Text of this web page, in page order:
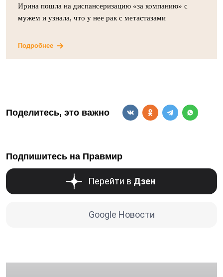
Ирина пошла на диспансеризацию «за компанию» с
мужем и узнала, что у нее рак с метастазами
Подробнее
Поделитесь, это важно
Подпишитесь на Правмир
Перейти в Дзен
Google Новости